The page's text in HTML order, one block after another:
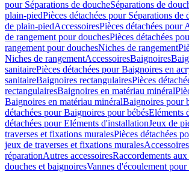
pour Séparations de doucheSéparations de
plain-piedPièces détachées pour Séparations de
de plain-piedAccessoiresPièces détachées pour
de rangement pour douchesPièces détachées
rangement pour douchesNiches de rangement
Niches de rangementAccessoiresBaignoires
sanitairePièces détachées pour Baignoires en
sanitaireBaignoires rectangulairesPièces
rectangulairesBaignoires en matériau minéral
Baignoires en matériau minéralBaignoires pour
détachées pour Baignoires pour bébésEléments
détachées pour Eléments d'installationJeux de
traverses et fixations muralesPièces détachées
jeux de traverses et fixations muralesAccessoires
réparationAutres accessoiresRaccordements
douches et baignoiresVannes d'écoulement pour